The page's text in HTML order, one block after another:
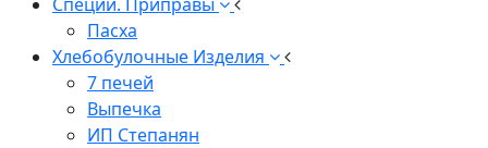
Пасха
Хлебобулочные Изделия
7 печей
Выпечка
ИП Степанян